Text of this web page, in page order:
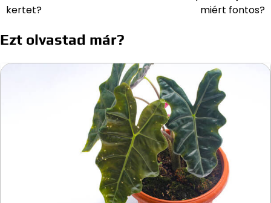
navigáció
kertet?
miért fontos?
Ezt olvastad már?